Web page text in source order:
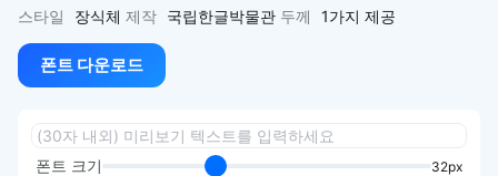
스타일 장식체 제작 국립한글박물관 두께 1가지 제공
폰트 다운로드
폰트 크기 32px